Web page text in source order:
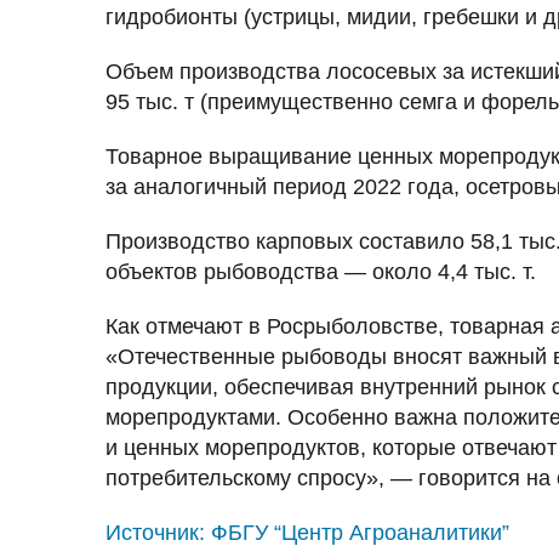
гидробионты (устрицы, мидии, гребешки и
Объем производства лососевых за
95 тыс. т (преимущественно семга и
Товарное выращивание ценных
за аналогичный период 2022 года,
Производство карповых составило 58,1
объектов рыбоводства — около 4,4 тыс. т.
Как отмечают в Росрыболовстве, товарная
«Отечественные рыбоводы вносят важный
продукции, обеспечивая внутренний
морепродуктами. Особенно важна
и ценных морепродуктов, которые
потребительскому спросу», — говорится на
Источник: ФБГУ “Центр Агроаналитики”